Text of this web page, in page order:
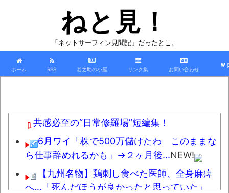
ねと見！
「ネットサーフィン見聞記」だったとこ。
ホーム RSS 甚之助の小屋 リンク集 お問い合わせ
ｗ
共感必至の“日常修羅場”短編集！
6月ワイ「株で500万儲けたわ このままな
ら仕事辞めれるかも」→２ヶ月後...NEW!
【九州名物】鶏刺し食べた医師、全身麻痺
へ…「死んだほうが良かったと思っていた」